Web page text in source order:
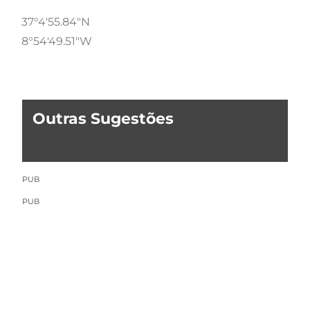
37°4'55.84"N
8°54'49.51"W
Outras Sugestões
PUB
PUB